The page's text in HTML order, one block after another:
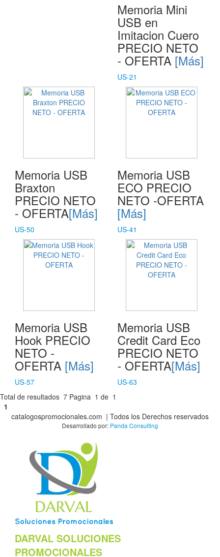
Memoria Mini
USB en
Imitacion Cuero
PRECIO NETO
- OFERTA [Más]
US-21
Memoria USB
Braxton
PRECIO NETO
- OFERTA[Más]
US-50
Memoria USB
ECO PRECIO
NETO -OFERTA
[Más]
US-41
Memoria USB
Hook PRECIO
NETO -
OFERTA [Más]
US-57
Memoria USB
Credit Card Eco
PRECIO NETO
- OFERTA[Más]
US-63
Total de resultados 7 Pagina 1 de 1
1
catalogospromocionales.com | Todos los Derechos reservados
Desarrollado por: Panda Consulting
DARVAL SOLUCIONES
PROMOCIONALES